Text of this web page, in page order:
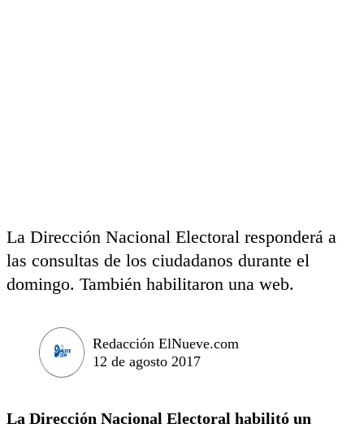
La Dirección Nacional Electoral responderá a
las consultas de los ciudadanos durante el
domingo. También habilitaron una web.
Redacción ElNueve.com
12 de agosto 2017
La Dirección Nacional Electoral habilitó un